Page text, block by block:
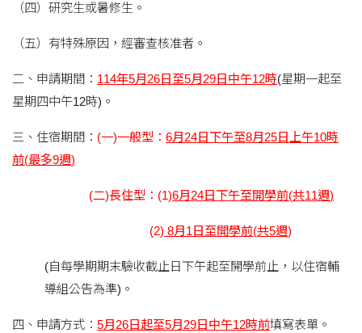
（四）研究生或暑修生。
（五）有特殊原因，經審查核准者。
二、申請期間： 114年5月 26 日至5月 29 日中午12時(星期一起至
星期四中午12時)。
三、住宿期間： (一)一般型： 6月 24 日下午至8月 25 日上午10時
前(最多9週)
(二)長住型：(1)6月 24 日下午至開學前(共11週)
(2) 8月 1 日至開學前(共5週)
(自每學期期末驗收截止日下午起至開學前止，以住宿輔
導組公告為準)。
四、申請方式： 5月 26 日起至5月 29 日中午12時前填寫表單。